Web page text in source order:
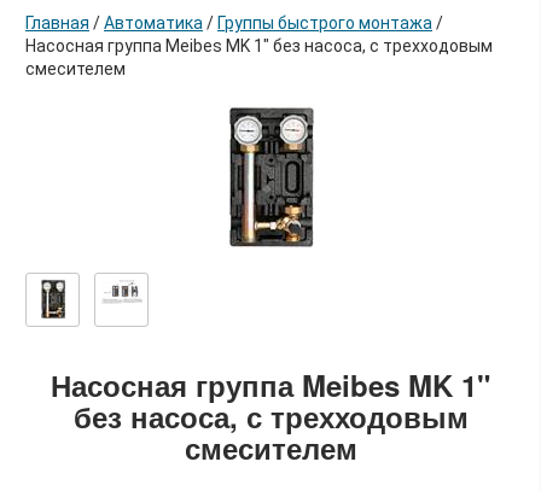
Главная /Автоматика/ Группы быстрого монтажа/
Насосная группа Meibes MK 1" без насоса, с трехходовым
смесителем
Насосная группа Meibes MK 1"
без насоса, с трехходовым
смесителем